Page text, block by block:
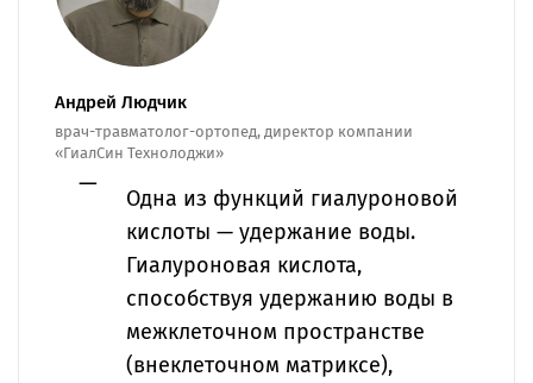
Андрей Людчик
врач-травматолог-ортопед, директор компании
«ГиалСин Технолоджи»
Одна из функций гиалуроновой
кислоты — удержание воды.
Гиалуроновая кислота,
способствуя удержанию воды в
межклеточном пространстве
(внеклеточном матриксе),